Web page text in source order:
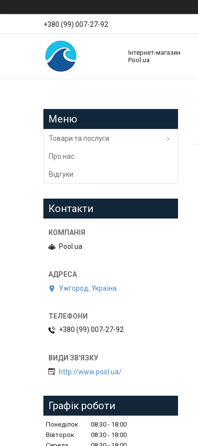
+380 (99) 007-27-92
Інтернет-магазин
Pool.ua
Товари та послуги
Про нас
Відгуки
Контакти
Pool.ua
Ужгород, Україна
+380 (99) 007-27-92
http://www.pool.ua/
Графік роботи
Понеділок 08:30
18:00
Вівторок
08:30
18:00